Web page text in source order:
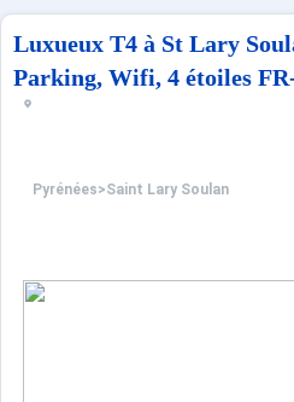
Luxueux T4 à St Lary
Parking, Wifi, 4 étoiles
Pyrénées>Saint Lary Soulan